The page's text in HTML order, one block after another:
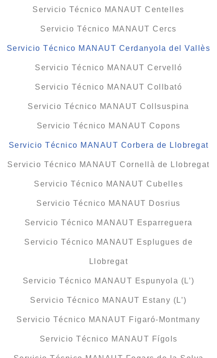
Servicio Técnico MANAUT Centelles
Servicio Técnico MANAUT Cercs
Servicio Técnico MANAUT Cerdanyola del Vallès
Servicio Técnico MANAUT Cervelló
Servicio Técnico MANAUT Collbató
Servicio Técnico MANAUT Collsuspina
Servicio Técnico MANAUT Copons
Servicio Técnico MANAUT Corbera de Llobregat
Servicio Técnico MANAUT Cornellà de Llobregat
Servicio Técnico MANAUT Cubelles
Servicio Técnico MANAUT Dosrius
Servicio Técnico MANAUT Esparreguera
Servicio Técnico MANAUT Esplugues de
Llobregat
Servicio Técnico MANAUT Espunyola (L’)
Servicio Técnico MANAUT Estany (L’)
Servicio Técnico MANAUT Figaró-Montmany
Servicio Técnico MANAUT Fígols